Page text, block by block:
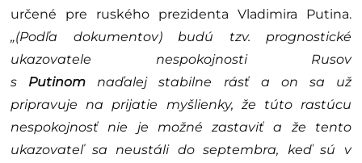
určené pre ruského prezidenta Vladimira Putina.
„(Podľa dokumentov) budú tzv. prognostické
ukazovatele nespokojnosti Rusov
s Putinom naďalej stabilne rásť a on sa už
pripravuje na prijatie myšlienky, že túto rastúcu
nespokojnosť nie je možné zastaviť a že tento
ukazovateľ sa neustáli do septembra, keď sú v